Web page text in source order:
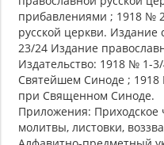
прибавлениями ; 1918 №
русской церкви.
23/24 Издание
Издательство: 1918 № 1-
Святейшем Синоде ; 1918
при Священном Синоде.
Приложения:
молитвы, листовки,